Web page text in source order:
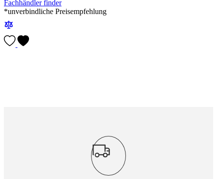
Fachhändler finder
*unverbindliche Preisempfehlung